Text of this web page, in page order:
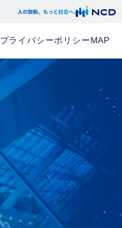
プライバシーポリシーMAP